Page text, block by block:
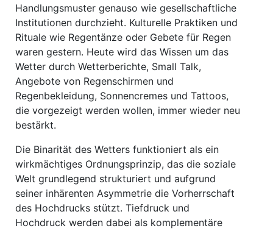
Handlungsmuster genauso wie gesellschaftliche
Institutionen durchzieht. Kulturelle Praktiken und
Rituale wie Regentänze oder Gebete für Regen
waren gestern. Heute wird das Wissen um das
Wetter durch Wetterberichte, Small Talk,
Angebote von Regenschirmen und
Regenbekleidung, Sonnencremes und Tattoos,
die vorgezeigt werden wollen, immer wieder neu
bestärkt.
Die Binarität des Wetters funktioniert als ein
wirkmächtiges Ordnungsprinzip, das die soziale
Welt grundlegend strukturiert und aufgrund
seiner inhärenten Asymmetrie die Vorherrschaft
des Hochdrucks stützt. Tiefdruck und
Hochdruck werden dabei als komplementäre